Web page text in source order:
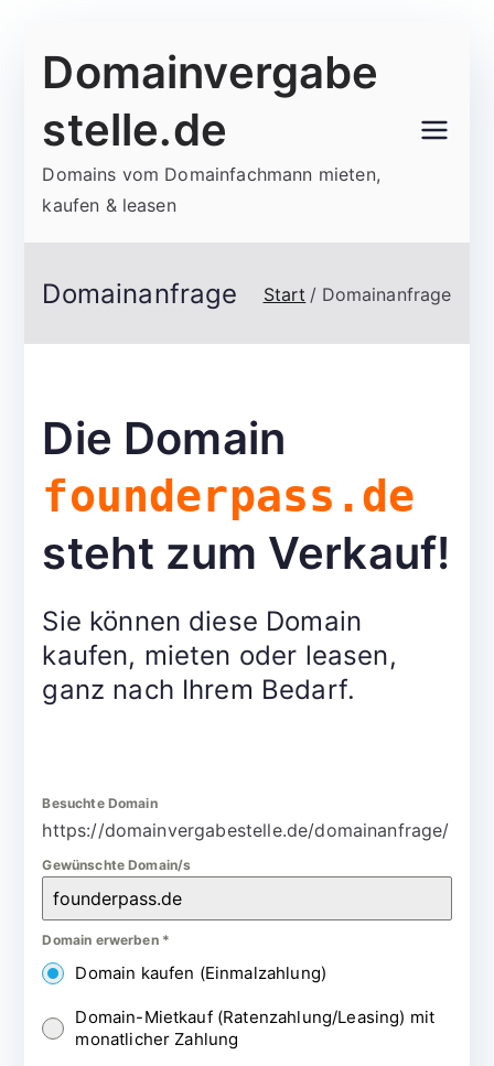
Inhalt
Domainvergabe
stelle.de
Domains vom Domainfachmann mieten,
kaufen & leasen
Domainanfrage Start Domainanfrage
Die Domain
founderpass.de
steht zum Verkauf!
Sie können diese Domain
kaufen, mieten oder leasen,
ganz nach Ihrem Bedarf.
Besuchte Domain
https://domainvergabestelle.de/domainanfrage/
Gewünschte Domain/s
Domain erwerben *
Domain kaufen (Einmalzahlung)
Domain-Mietkauf (Ratenzahlung/Leasing) mit
monatlicher Zahlung